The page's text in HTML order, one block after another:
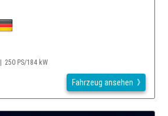
250 PS/184 kW
Fahrzeug ansehen